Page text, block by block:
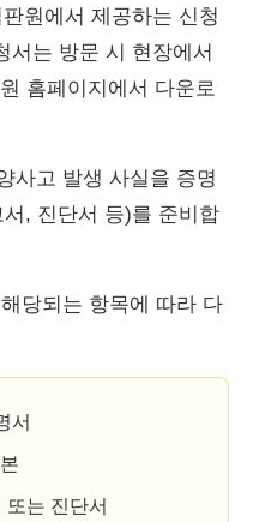
원에서 제공하는 신청
서는 방문 시 현장에서
홈페이지에서 다운로
사고 발생 사실을 증명
, 진단서 등)를 준비합
해당되는 항목에 따라 다
서
또는 진단서